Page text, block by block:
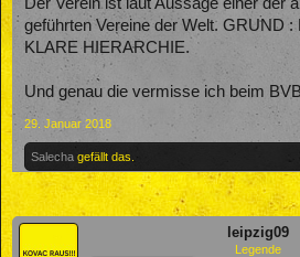
geführten Vereine der Welt. GRUND
KLARE HIERARCHIE.
Und genau die vermisse ich beim
29. Januar 2018
Salecha gefällt das.
leipzig09
Legende